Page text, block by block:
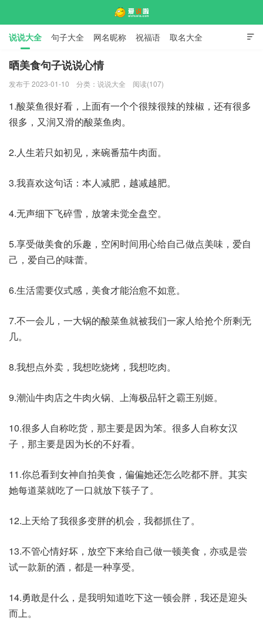

说说大全 句子大全 网名昵称 祝福语 取名大全
标语口号 签名大全
晒美食句子说说心情
发布于 2023-01-10 分类： 说说大全 阅读(107)
1.酸菜鱼很好看，上面有一个个很辣很辣的辣椒，还有很多
很多，又润又滑的酸菜鱼肉。
2.人生若只如初见，来碗番茄牛肉面。
3.我喜欢这句话：本人减肥，越减越肥。
4.无声细下飞碎雪，放箸未觉全盘空。
5.享受做美食的乐趣，空闲时间用心给自己做点美味，爱自
己，爱自己的味蕾。
6.生活需要仪式感，美食才能治愈不如意。
7.不一会儿，一大锅的酸菜鱼就被我们一家人给抢个所剩无
几。
8.我想点外卖，我想吃烧烤，我想吃肉。
9.潮汕牛肉店之牛肉火锅、上海极品轩之霸王别姬。
10.很多人自称吃货，那主要是因为笨。很多人自称女汉
子，那主要是因为长的不好看。
11.你总看到女神自拍美食，偏偏她还怎么吃都不胖。其实
她每道菜就吃了一口就放下筷子了。
12.上天给了我很多变胖的机会，我都抓住了。
13.不管心情好坏，放空下来给自己做一顿美食，亦或是尝
试一款新的酒，都是一种享受。
14.勇敢是什么，是我明知道吃下这一顿会胖，我还是迎头
而上。